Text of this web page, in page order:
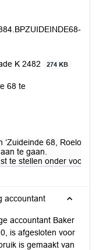
K 2482 274 KB
68 te
68,
te gaan.
te stellen onder
accountant
accountant Baker
is afgesloten voor
is gemaakt van